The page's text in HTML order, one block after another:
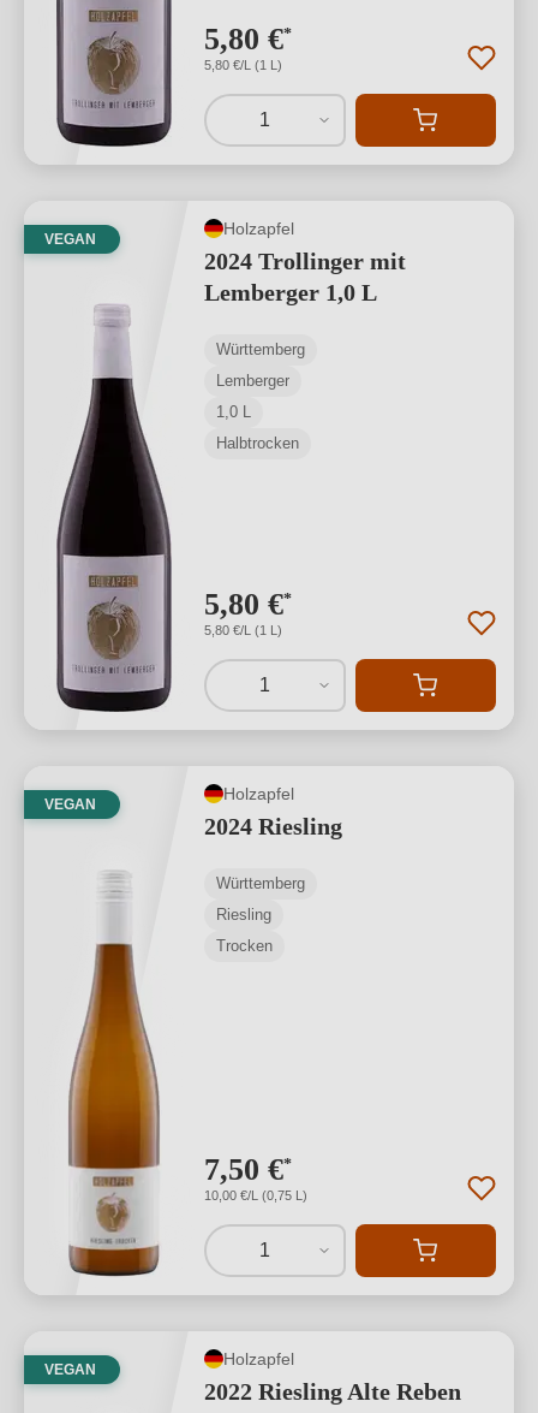
5,80 €*
5,80 €/L (1 L)
1
VEGAN
Holzapfel
2024 Trollinger mit
Lemberger 1,0 L
Württemberg
Lemberger
1,0 L
Halbtrocken
5,80 €*
5,80 €/L (1 L)
1
VEGAN
Holzapfel
2024 Riesling
Württemberg
Riesling
Trocken
7,50 €*
10,00 €/L (0,75 L)
1
VEGAN
Holzapfel
2022 Riesling Alte Reben